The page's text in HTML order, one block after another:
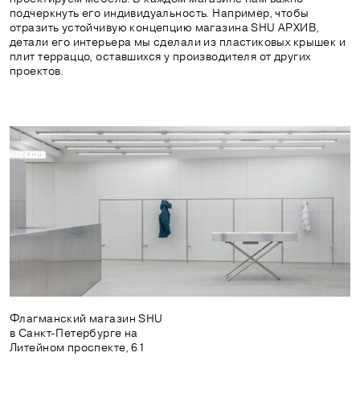
подчеркнуть его индивидуальность. Например, чтобы
отразить устойчивую концепцию магазина SHU АРХИВ,
детали его интерьера мы сделали из пластиковых крышек и
плит терраццо, оставшихся у производителя от других
проектов.
Флагманский магазин SHU
в Санкт-Петербурге на
Литейном проспекте, 61